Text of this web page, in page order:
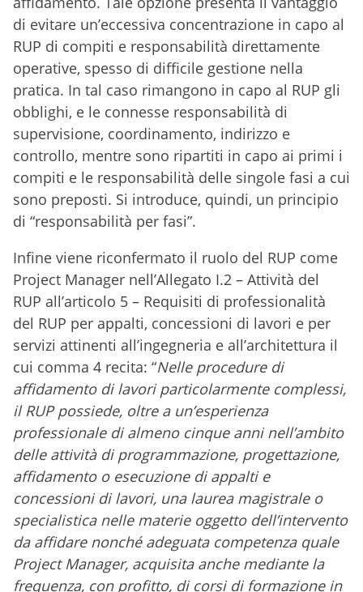
di evitare un’eccessiva concentrazione in capo al
RUP di compiti e responsabilità direttamente
operative, spesso di difficile gestione nella
pratica. In tal caso rimangono in capo al RUP gli
obblighi, e le connesse responsabilità di
supervisione, coordinamento, indirizzo e
controllo, mentre sono ripartiti in capo ai primi i
compiti e le responsabilità delle singole fasi a cui
sono preposti. Si introduce, quindi, un principio
di “responsabilità per fasi”.
Infine viene riconfermato il ruolo del RUP come
Project Manager nell’Allegato I.2 – Attività del
RUP all’articolo 5 – Requisiti di professionalità
del RUP per appalti, concessioni di lavori e per
servizi attinenti all’ingegneria e all’architettura il
cui comma 4 recita: “Nelle procedure di
affidamento di lavori particolarmente complessi,
il RUP possiede, oltre a un’esperienza
professionale di almeno cinque anni nell’ambito
delle attività di programmazione, progettazione,
affidamento o esecuzione di appalti e
concessioni di lavori, una laurea magistrale o
specialistica nelle materie oggetto dell’intervento
da affidare nonché adeguata competenza quale
Project Manager, acquisita anche mediante la
frequenza, con profitto, di corsi di formazione in